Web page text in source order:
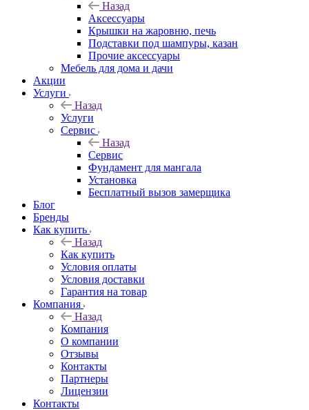
Назад
Аксессуары
Крышки на жаровню, печь
Подставки под шампуры, казан
Прочие аксессуары
Мебель для дома и дачи
Акции
Услуги
Назад
Услуги
Сервис
Назад
Сервис
Фундамент для мангала
Установка
Бесплатный вызов замерщика
Блог
Бренды
Как купить
Назад
Как купить
Условия оплаты
Условия доставки
Гарантия на товар
Компания
Назад
Компания
О компании
Отзывы
Контакты
Партнеры
Лицензии
Контакты